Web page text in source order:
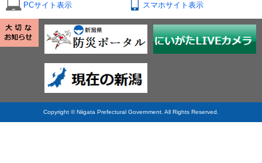
PCサイト表示 スマホサイト表示
Copyright © Niigata Prefectural Government. All Rights Reserved.